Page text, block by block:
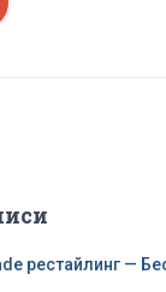
рестайлинг —